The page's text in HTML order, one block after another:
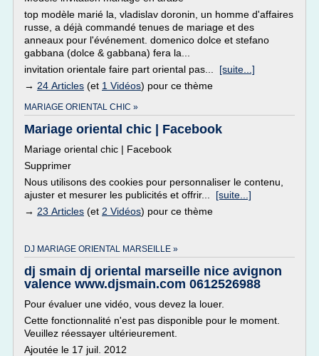
top modèle marié la, vladislav doronin, un homme d'affaires
russe, a déjà commandé tenues de mariage et des
anneaux pour l'événement. domenico dolce et stefano
gabbana (dolce & gabbana) fera la...
invitation orientale faire part oriental pas... [suite...]
→ 24 Articles (et 1 Vidéos) pour ce thème
MARIAGE ORIENTAL CHIC »
Mariage oriental chic | Facebook
Mariage oriental chic | Facebook
Supprimer
Nous utilisons des cookies pour personnaliser le contenu,
ajuster et mesurer les publicités et offrir... [suite...]
→ 23 Articles (et 2 Vidéos) pour ce thème
DJ MARIAGE ORIENTAL MARSEILLE »
dj smain dj oriental marseille nice avignon
valence www.djsmain.com 0612526988
Pour évaluer une vidéo, vous devez la louer.
Cette fonctionnalité n'est pas disponible pour le moment.
Veuillez réessayer ultérieurement.
Ajoutée le 17 juil. 2012